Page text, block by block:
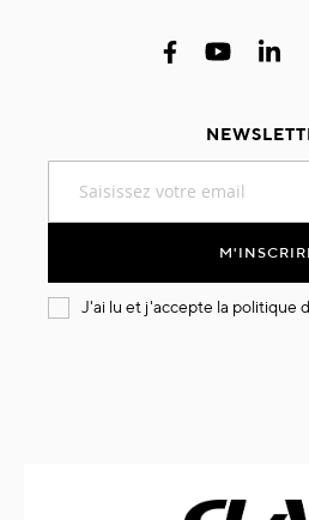
notre
J'ai lu et j'accepte la politique